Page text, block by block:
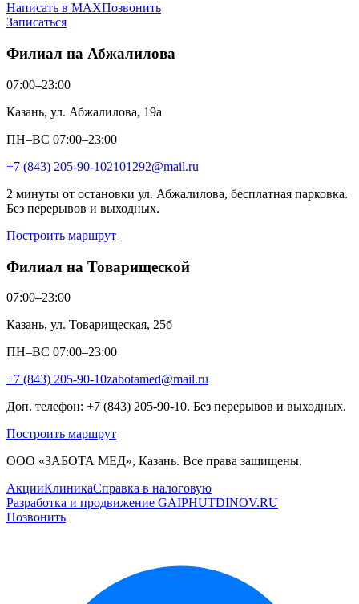
Написать в MAXПозвонить
Записаться
Филиал на Абжалилова
07:00–23:00
Казань, ул. Абжалилова, 19а
ПН–ВС 07:00–23:00
+7 (843) 205-90-102101292@mail.ru
2 минуты от остановки ул. Абжалилова, бесплатная парковка.
Без перерывов и выходных.
Построить маршрут
Филиал на Товарищеской
07:00–23:00
Казань, ул. Товарищеская, 25б
ПН–ВС 07:00–23:00
+7 (843) 205-90-10zabotamed@mail.ru
Доп. телефон: +7 (843) 205-90-10. Без перерывов и выходных.
Построить маршрут
ООО «ЗАБОТА МЕД», Казань. Все права защищены.
АкцииКлиникаСправка в налоговую
Разработка и продвижение GAIPHUTDINOV.RU
Позвонить